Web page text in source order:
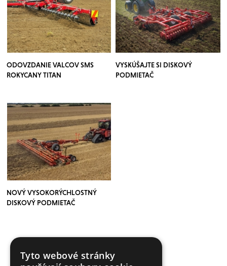
ODOVZDANIE VALCOV SMS
ROKYCANY TITAN
VYSKÚŠAJTE SI DISKOVÝ
PODMIETAČ
NOVÝ VYSOKORÝCHLOSTNÝ
DISKOVÝ PODMIETAČ
VÍCE ČLÁNKŮ ZDE
Tyto webové stránky